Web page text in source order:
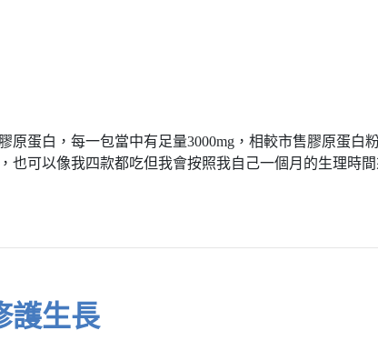
蛋白，每一包當中有足量3000mg，相較市售膠原蛋白
可以像我四款都吃但我會按照我自己一個月的生理時
護生長